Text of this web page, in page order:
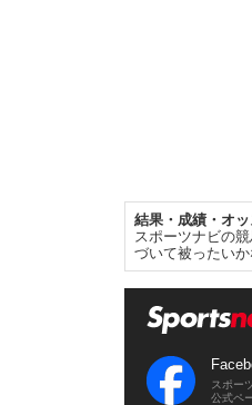
結果・成績・オ
スポーツナビの
づいて被ったい
スポー
公式ペ